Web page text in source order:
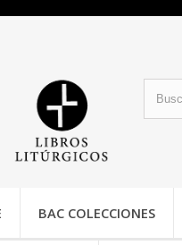
BAC COLECCIONES